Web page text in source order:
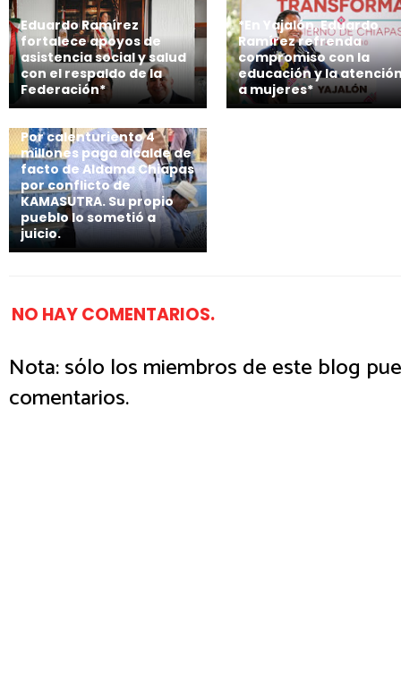
Eduardo Ramírez
fortalece apoyos de
asistencia social y salud
con el respaldo de la
Federación*
*En Yajalón, Eduardo
Ramírez refrenda
compromiso con la
educación y la
a mujeres*
Por calenturiento 4
millones paga alcalde de
facto de Aldama Chiapas
por conflicto de
KAMASUTRA. Su propio
pueblo lo sometió a
juicio.
NO HAY COMENTARIOS.
Nota: sólo los miembros de este blog
comentarios.